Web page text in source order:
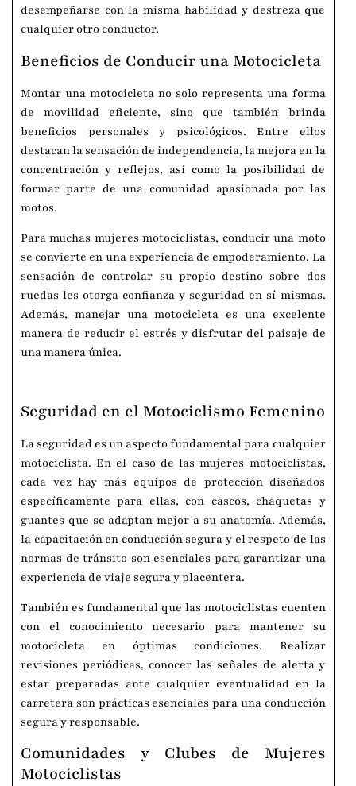
desempeñarse con la misma habilidad y destreza que
cualquier otro conductor.
Beneficios de Conducir una Motocicleta
Montar una motocicleta no solo representa una forma
de movilidad eficiente, sino que también brinda
beneficios personales y psicológicos. Entre ellos
destacan la sensación de independencia, la mejora en la
concentración y reflejos, así como la posibilidad de
formar parte de una comunidad apasionada por las
motos.
Para muchas mujeres motociclistas, conducir una moto
se convierte en una experiencia de empoderamiento. La
sensación de controlar su propio destino sobre dos
ruedas les otorga confianza y seguridad en sí mismas.
Además, manejar una motocicleta es una excelente
manera de reducir el estrés y disfrutar del paisaje de
una manera única.
Seguridad en el Motociclismo Femenino
La seguridad es un aspecto fundamental para cualquier
motociclista. En el caso de las mujeres motociclistas,
cada vez hay más equipos de protección diseñados
específicamente para ellas, con cascos, chaquetas y
guantes que se adaptan mejor a su anatomía. Además,
la capacitación en conducción segura y el respeto de las
normas de tránsito son esenciales para garantizar una
experiencia de viaje segura y placentera.
También es fundamental que las motociclistas cuenten
con el conocimiento necesario para mantener su
motocicleta en óptimas condiciones. Realizar
revisiones periódicas, conocer las señales de alerta y
estar preparadas ante cualquier eventualidad en la
carretera son prácticas esenciales para una conducción
segura y responsable.
Comunidades y Clubes de Mujeres
Motociclistas